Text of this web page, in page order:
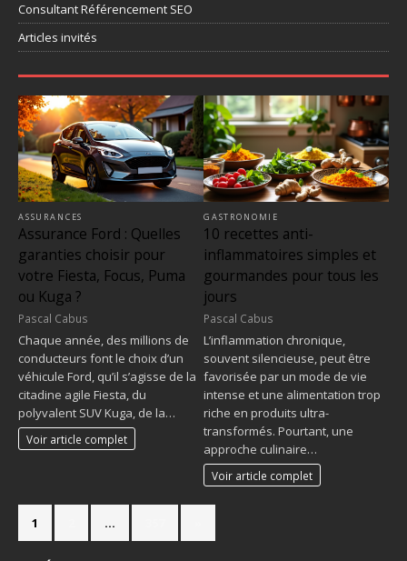
Consultant Référencement SEO
Articles invités
ASSURANCES
Assurance Ford : Quelles
garanties choisir pour
votre Fiesta, Focus, Puma
ou Kuga ?
Pascal Cabus
Chaque année, des millions de
conducteurs font le choix d’un
véhicule Ford, qu’il s’agisse de la
citadine agile Fiesta, du
polyvalent SUV Kuga, de la…
Voir article complet
GASTRONOMIE
10 recettes anti-
inflammatoires simples et
gourmandes pour tous les
jours
Pascal Cabus
L’inflammation chronique,
souvent silencieuse, peut être
favorisée par un mode de vie
intense et une alimentation trop
riche en produits ultra-
transformés. Pourtant, une
approche culinaire…
Voir article complet
1 …